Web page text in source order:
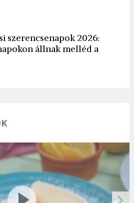
szerencsenapok 2026:
állnak melléd a